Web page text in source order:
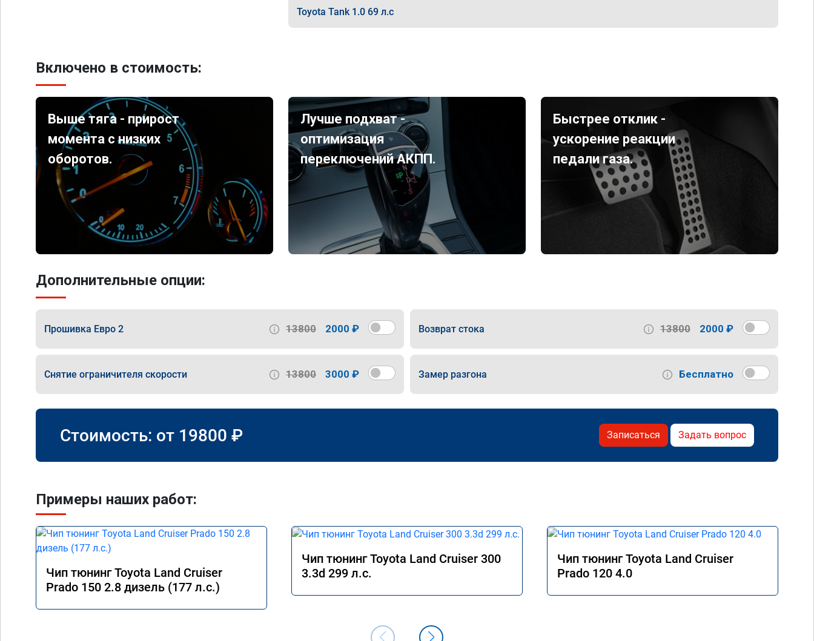
Toyota Tank 1.0 69 л.с
Включено в стоимость:
Выше тяга - прирост
момента с низких
оборотов.
Лучше подхват -
оптимизация
переключений АКПП.
Быстрее отклик -
ускорение реакции
педали газа.
Дополнительные опции:
Прошивка Евро 2 13800 2000 ₽ Возврат стока 13800 2000 ₽
Снятие ограничителя скорости 13800 3000 ₽ Замер разгона Бесплатно
Стоимость: от 19800 ₽ Записаться Задать вопрос
Примеры наших работ:
Чип тюнинг Toyota Land Cruiser
Prado 150 2.8 дизель (177 л.с.)
Чип тюнинг Toyota Land Cruiser 300
3.3d 299 л.с.
Чип тюнинг Toyota Land Cruiser
Prado 120 4.0